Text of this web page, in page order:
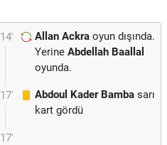
14' Allan Ackra oyun dışında.
Yerine Abdellah Baallal
oyunda.
17' Abdoul Kader Bamba sarı
kart gördü
17'